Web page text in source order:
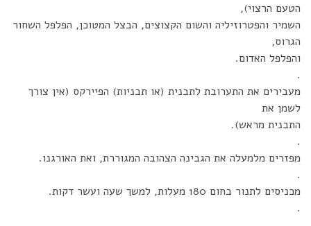
הטעם הרצוי),
השמיר והפטרוזיליה והשום הקצוצים, הבצל המטוכן, הפלפל השחור
הגרוס,
והפלפל האדום.
.
מעבירים את התערובת לתבנית (או תבניות) הפיירקס (אין צורך
לשמן את
התבנית מראש).
.
מפזרים מלמעלה את הגבינה הצהובה המגוררת, ואת האורגנו.
.
מכניסים לתנור בחום 180 מעלות, למשך שעה ועשר דקות.
.